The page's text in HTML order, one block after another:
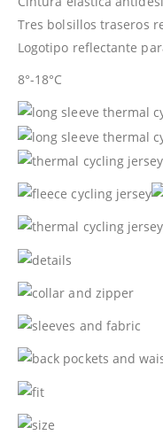
Tres bolsillos traseros
Logotipo reflectante
8°-18°C